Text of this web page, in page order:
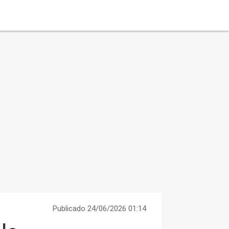
Publicado 24/06/2026 01:14